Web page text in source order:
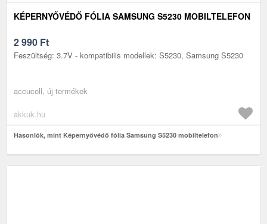
KÉPERNYŐVÉDŐ FÓLIA SAMSUNG S5230 MOBILTELEFON
2 990 Ft
Feszültség: 3.7V - kompatibilis modellek: S5230, Samsung S5230
accucell, új termékek
akkuk.hu
Hasonlók, mint Képernyővédő fólia Samsung S5230 mobiltelefon